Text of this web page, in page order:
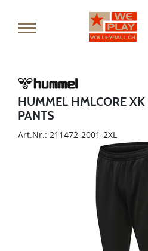
HUMMEL HMLCORE
PANTS
Art.Nr.: 211472-2001-2XL